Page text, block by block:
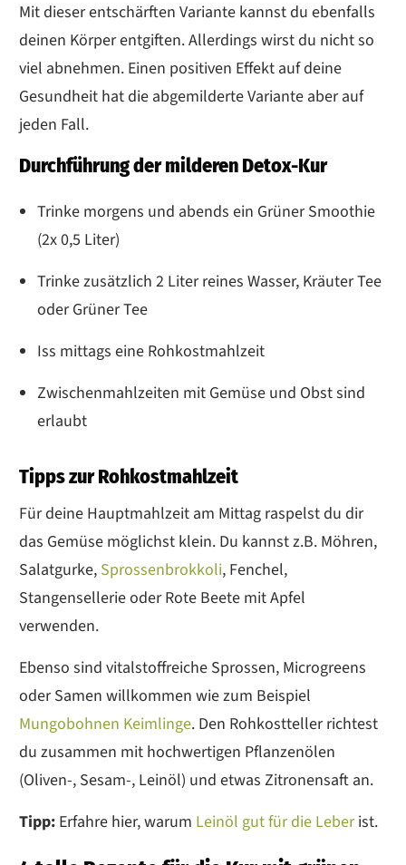
Mit dieser entschärften Variante kannst du ebenfalls
deinen Körper entgiften. Allerdings wirst du nicht so
viel abnehmen. Einen positiven Effekt auf deine
Gesundheit hat die abgemilderte Variante aber auf
jeden Fall.
Durchführung der milderen Detox-Kur
Trinke morgens und abends ein Grüner Smoothie
(2x 0,5 Liter)
Trinke zusätzlich 2 Liter reines Wasser, Kräuter Tee
oder Grüner Tee
Iss mittags eine Rohkostmahlzeit
Zwischenmahlzeiten mit Gemüse und Obst sind
erlaubt
Tipps zur Rohkostmahlzeit
Für deine Hauptmahlzeit am Mittag raspelst du dir
das Gemüse möglichst klein. Du kannst z.B. Möhren,
Salatgurke, Sprossenbrokkoli, Fenchel,
Stangensellerie oder Rote Beete mit Apfel
verwenden.
Ebenso sind vitalstoffreiche Sprossen, Microgreens
oder Samen willkommen wie zum Beispiel
Mungobohnen Keimlinge. Den Rohkostteller richtest
du zusammen mit hochwertigen Pflanzenölen
(Oliven-, Sesam-, Leinöl) und etwas Zitronensaft an.
Tipp: Erfahre hier, warum Leinöl gut für die Leberist.